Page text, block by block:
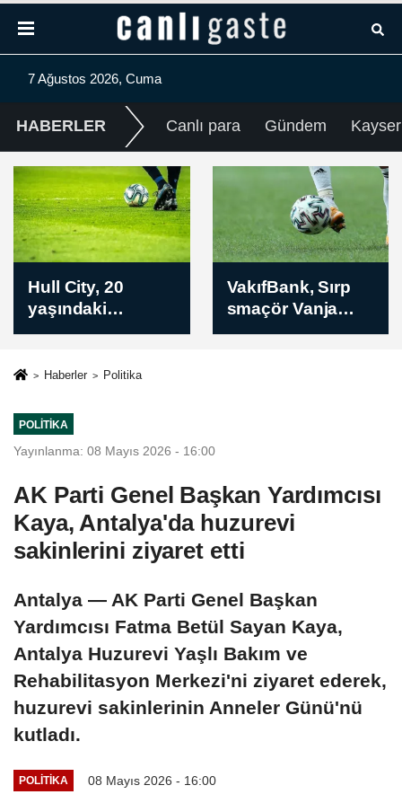
7 Ağustos 2026, Cuma
HABERLER Canlı para Gündem
VakıfBank, Sırp
smaçör Vanja
Ivanovic'i
ABD Başkanı
Trump, İran'ın
anlaşma yapmak
Haberler Politika
POLITIKA
Yayınlanma: 08 Mayıs 2026 - 16:00
AK Parti Genel Başkan Yardımcısı
Kaya, Antalya'da huzurevi
sakinlerini ziyaret etti
Antalya — AK Parti Genel Başkan
Yardımcısı Fatma Betül Sayan Kaya,
Antalya Huzurevi Yaşlı Bakım ve
Rehabilitasyon Merkezi'ni ziyaret ederek,
huzurevi sakinlerinin Anneler Günü'nü
kutladı.
POLITIKA 08 Mayıs 2026 - 16:00